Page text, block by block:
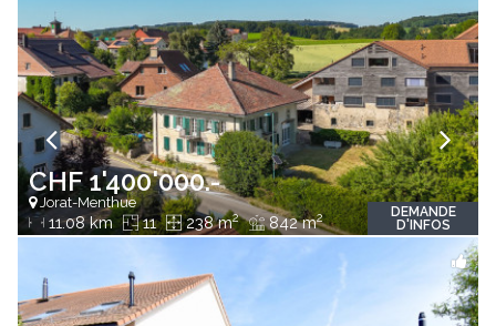
CHF 1'400'000.-
Jorat-Menthue
11.08 km 11 238 m2 842 m2
DEMANDE
D'INFOS